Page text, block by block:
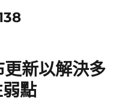
新以解決多
點